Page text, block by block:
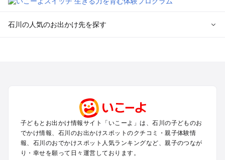
石川の人気のお出かけ先を探す
白山周辺のプールお出かけ
和倉・七尾のプールお出かけ
石川の定番お出かけスポット
石川の遊園地
子どもとお出かけ情報サイト「いこーよ」は、石川の子どものお
でかけ情報、石川のお出かけスポットのクチコミ・親子体験情
報、石川のおでかけスポット人気ランキングなど、親子のつなが
り・幸せを願って日々運営しております。